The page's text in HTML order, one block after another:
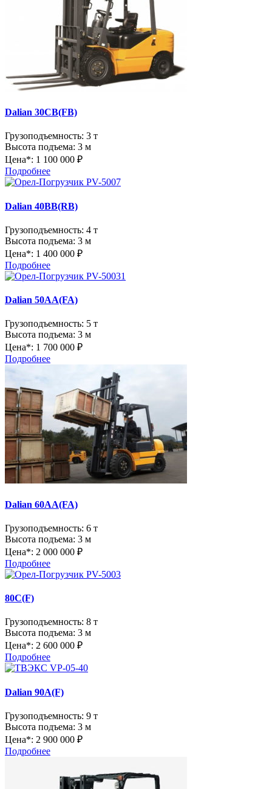
Dalian 30CB(FB)
Грузоподъемность: 3 т
Высота подъема: 3 м
Цена*: 1 100 000 ₽
Подробнее
Dalian 40BB(RB)
Грузоподъемность: 4 т
Высота подъема: 3 м
Цена*: 1 400 000 ₽
Подробнее
Dalian 50AA(FA)
Грузоподъемность: 5 т
Высота подъема: 3 м
Цена*: 1 700 000 ₽
Подробнее
Dalian 60AA(FA)
Грузоподъемность: 6 т
Высота подъема: 3 м
Цена*: 2 000 000 ₽
Подробнее
80С(F)
Грузоподъемность: 8 т
Высота подъема: 3 м
Цена*: 2 600 000 ₽
Подробнее
Dalian 90A(F)
Грузоподъемность: 9 т
Высота подъема: 3 м
Цена*: 2 900 000 ₽
Подробнее